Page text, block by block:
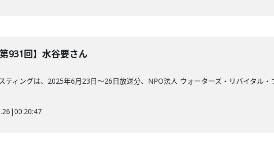
931回】水谷要さん
ティングは、2025年6月23日〜26日放送分、NPO法人 ウォーターズ・リバイタル
|00:20:47